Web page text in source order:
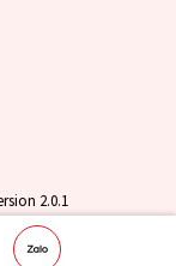
2.0.1